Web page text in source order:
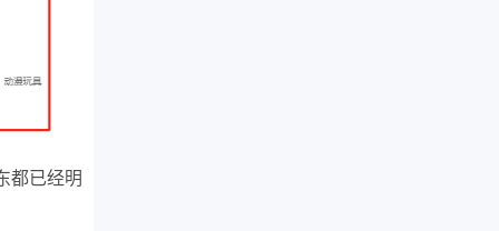
都已经明